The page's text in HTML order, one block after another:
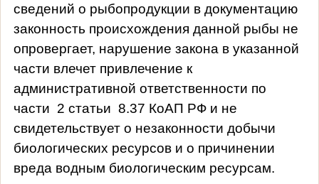
сведений о рыбопродукции в документацию
законность происхождения данной рыбы не
опровергает, нарушение закона в указанной
части влечет привлечение к
административной ответственности по
части 2 статьи 8.37 КоАП РФ и не
свидетельствует о незаконности добычи
биологических ресурсов и о причинении
вреда водным биологическим ресурсам.